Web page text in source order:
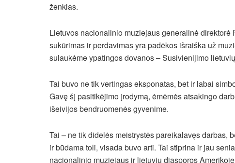
ženklas.
Lietuvos nacionalinio muziejaus generalinė
sukūrimas ir perdavimas yra padėkos išraiška už
sulaukėme ypatingos dovanos – Susivienijimo
Tai buvo ne tik vertingas eksponatas, bet ir labai
Gavę šį pasitikėjimo įrodymą, ėmėmės atsakingo
išeivijos bendruomenės gyvenime.
Tai – ne tik didelės meistrystės pareikalavęs darbas,
ir būdama toli, visada buvo arti. Tai stiprina ir jau
nacionalinio muziejaus ir lietuvių diasporos